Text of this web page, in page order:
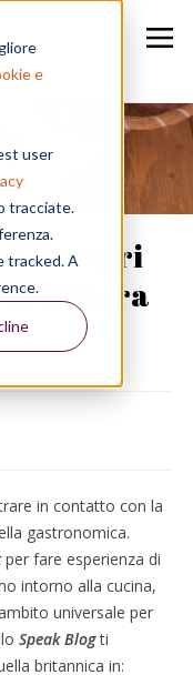
e
user
tracciate.
tracked. A| Scopri
la cultura
in contatto con la
gastronomica.
per fare esperienza di
intorno alla cucina,
universale per
Speak Blogti
britannica in: